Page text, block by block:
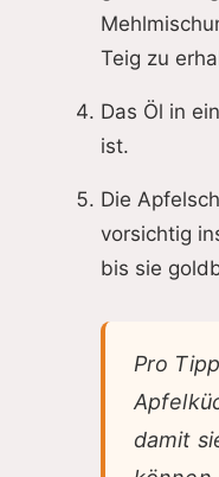
Teig zu
Das Öl in
ist.
Die
vorsichtig
bis sie
Pro
damit